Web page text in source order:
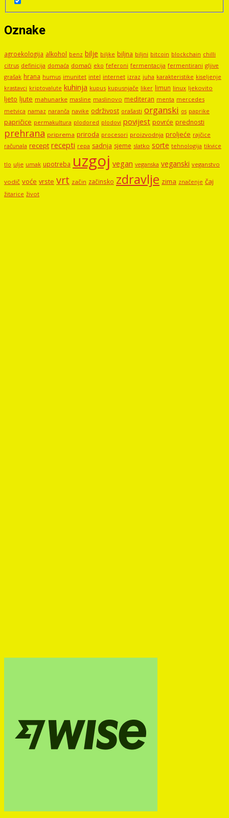
Oznake
agroekologija alkohol benz bilje biljke biljna biljni bitcoin blockchain chilli
citrus definicija domaća domaći eko feferoni fermentacija fermentirani gljive
grašak hrana humus imunitet intel internet izraz juha karakteristike kiseljenje
krastavci kriptovalute kuhinja kupus kupusnjače liker limun linux ljekovito
ljeto ljute mahunarke masline maslinovo mediteran menta mercedes
metvica namaz naranča navike održivost orašasti organski os paprike
papričice permakultura plodored plodovi povijest povrće prednosti
prehrana priprema priroda procesori proizvodnja proljeće rajčice
računala recept recepti repa sadnja sjeme slatko sorte tehnologija tikvice
tlo ulje umak upotreba uzgoj vegan veganska veganski veganstvo
vodič voće vrste vrt začin začinsko zdravlje zima značenje čaj
žitarice život